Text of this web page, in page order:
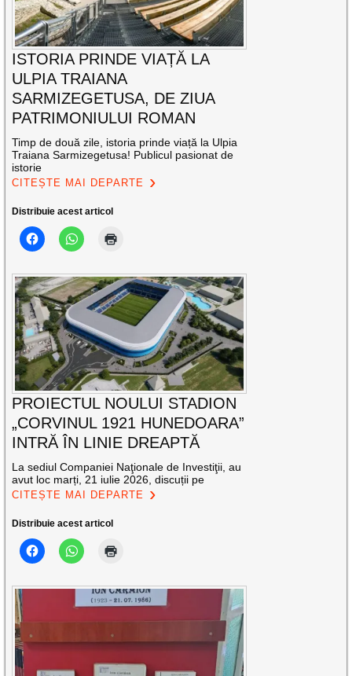
ISTORIA PRINDE VIAȚĂ LA
ULPIA TRAIANA
SARMIZEGETUSA, DE ZIUA
PATRIMONIULUI ROMAN
Timp de două zile, istoria prinde viață la Ulpia
Traiana Sarmizegetusa! Publicul pasionat de
istorie
CITEȘTE MAI DEPARTE
Distribuie acest articol
PROIECTUL NOULUI STADION
„CORVINUL 1921 HUNEDOARA”
INTRĂ ÎN LINIE DREAPTĂ
La sediul Companiei Naţionale de Investiţii, au
avut loc marți, 21 iulie 2026, discuții pe
CITEȘTE MAI DEPARTE
Distribuie acest articol